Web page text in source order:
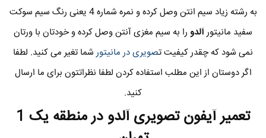
به رشته زیاد سیم انتن وصل کرده و نمره شماره 4 یعنی رنگ سیم سوکت
سفید مانیتور آلدو را به سیم مغزی آنتن وصل کرده و خودتان با ورتان
نمی شود که چقدر کیفیت تصویری در مانیتور شما تغیر می کنید. لطفا
اگر دوستان از این مطلب استفاده کردن لطفا نظراتتون برای ما ارسال
کنید.
تعمیر آیفون تصویری آلدو
در منطقه یک 1